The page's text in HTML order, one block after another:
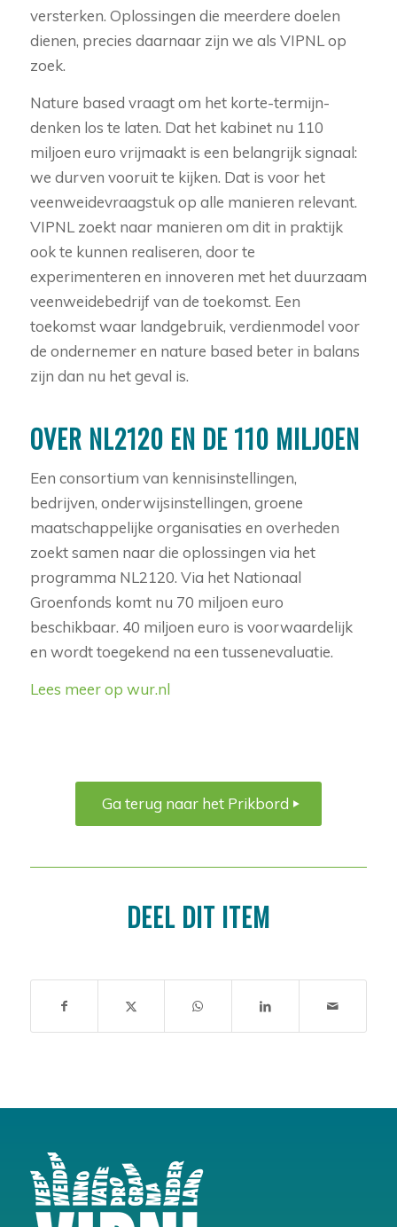
versterken. Oplossingen die meerdere doelen
dienen, precies daarnaar zijn we als VIPNL op
zoek.
Nature based vraagt om het korte-termijn-
denken los te laten. Dat het kabinet nu 110
miljoen euro vrijmaakt is een belangrijk signaal:
we durven vooruit te kijken. Dat is voor het
veenweidevraagstuk op alle manieren relevant.
VIPNL zoekt naar manieren om dit in praktijk
ook te kunnen realiseren, door te
experimenteren en innoveren met het duurzaam
veenweidebedrijf van de toekomst. Een
toekomst waar landgebruik, verdienmodel voor
de ondernemer en nature based beter in balans
zijn dan nu het geval is.
OVER NL2120 EN DE 110 MILJOEN
Een consortium van kennisinstellingen,
bedrijven, onderwijsinstellingen, groene
maatschappelijke organisaties en overheden
zoekt samen naar die oplossingen via het
programma NL2120. Via het Nationaal
Groenfonds komt nu 70 miljoen euro
beschikbaar. 40 miljoen euro is voorwaardelijk
en wordt toegekend na een tussenevaluatie.
Lees meer op wur.nl
Ga terug naar het Prikbord
DEEL DIT ITEM